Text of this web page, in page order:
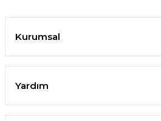
Kurumsal
Yardım